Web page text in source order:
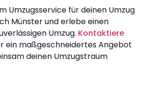
Umzugsservice für deinen Umzug
Münster und erlebe einen
Umzug. Kontaktiere
ein maßgeschneidertes Angebot
deinen Umzugstraum